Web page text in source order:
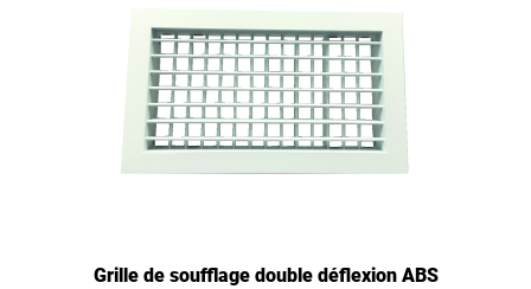
Grille de soufflage double déflexion ABS